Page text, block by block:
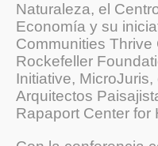
Naturaleza, el
Economía y su
Communities Thrive
Rockefeller
Initiative,
Arquitectos
Rapaport Center for